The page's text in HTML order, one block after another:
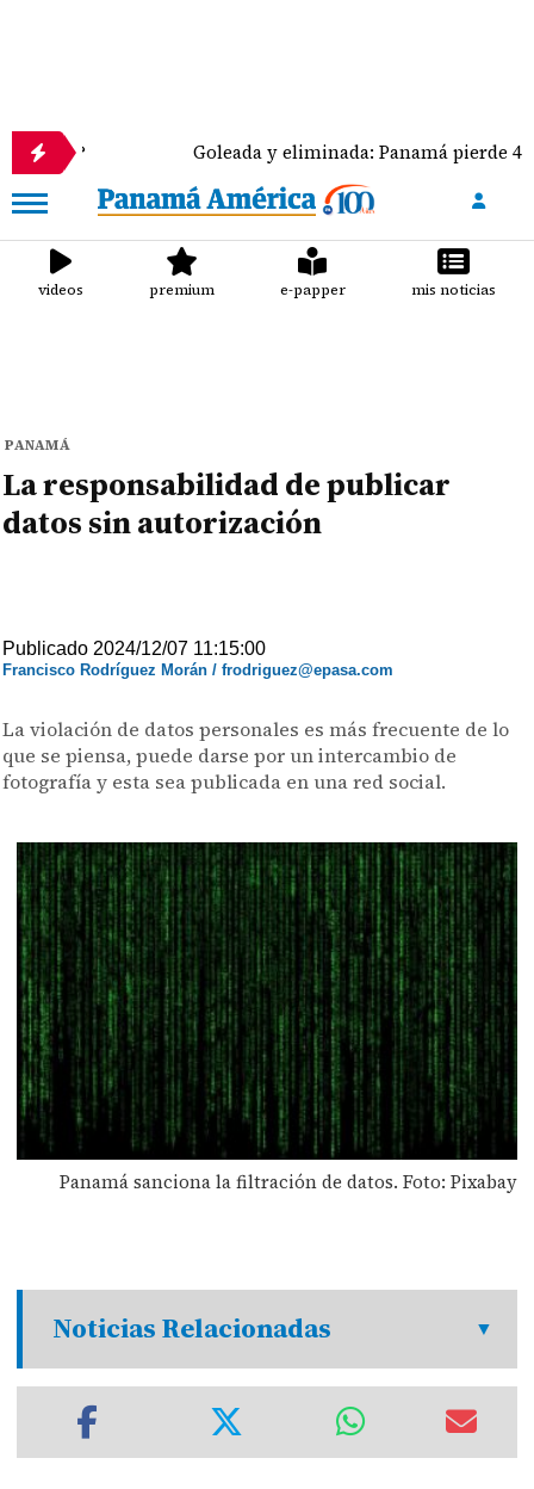
Goleada y eliminada: Panamá pierde 4-0 ante
videos premium e-papper mis noticias
PANAMÁ
La responsabilidad de publicar
datos sin autorización
Publicado 2024/12/07 11:15:00
Francisco Rodríguez Morán / frodriguez@epasa.com
La violación de datos personales es más frecuente de lo
que se piensa, puede darse por un intercambio de
fotografía y esta sea publicada en una red social.
Panamá sanciona la filtración de datos. Foto: Pixabay
Noticias Relacionadas